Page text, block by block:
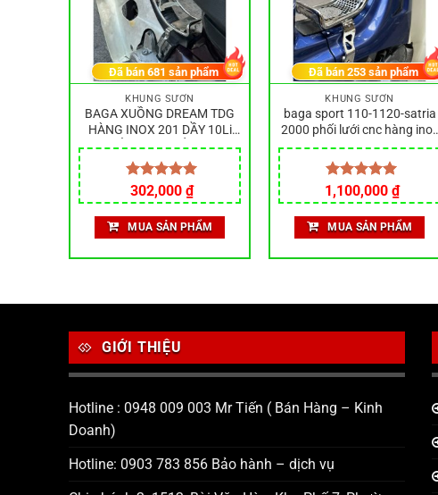
KHUNG SƯỜN
BAGA XUỒNG DREAM TDG
HÀNG INOX 201 DẦY 10Li
BẢO HÀNH RỈ SÉT
Được xếp
hạng5.00
5 sao
302,000₫
Đã bán 681 sản phẩm
MUA SẢN PHẨM
KHUNG SƯỜN
baga sport 110-1120-satria
2000 phối lưới cnc hàng inox
bền bĩ bảo hành rỉ sét
Được xếp
hạng5.00
5 sao
1,100,000 ₫
Đã bán 253sản phẩm
MUA SẢN PHẨM
GIỚI THIỆU
Hotline : 0948 009 003 Mr Tiến ( Bán Hàng – Kinh
Doanh)
Hotline: 0903 783 856 Bảo hành – dịch vụ